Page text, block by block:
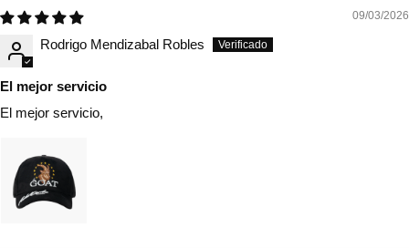
09/03/2026
Rodrigo Mendizabal Robles
El mejor servicio
El mejor servicio,